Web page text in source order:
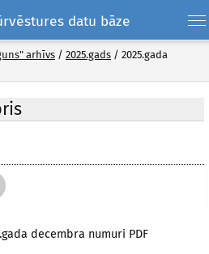
datu bāze
arhīvs / 2025.gads / 2025.gada
decembra numuri PDF